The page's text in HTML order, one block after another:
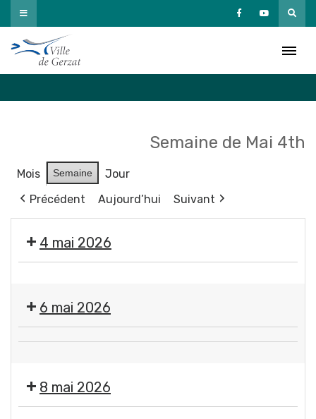
Passer
au
contenu
Semaine de Mai 4th
Mois Semaine
Jour
Précédent
Aujourd’hui Suivant
4 mai 2026
Éclosions
"
M
6 mai 2026
📢
du
SAIP
🎙️
Côté
8 mai 2026